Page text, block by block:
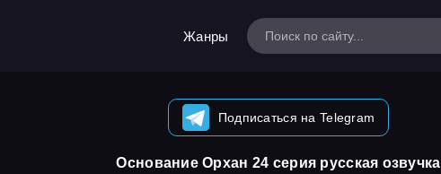
Жанры
Подписаться на Telegram
Основание Орхан 24 серия русская озвучка